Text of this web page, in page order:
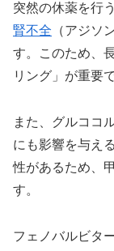
突然の休薬を行
腎不全 （アジソ
す。このため、
リング」が重要で
また、グルココ
にも影響を与え
性があるため、
す。
フェノバルビタ